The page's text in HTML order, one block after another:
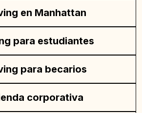
en Manhattan
para estudiantes
para becarios
corporativa